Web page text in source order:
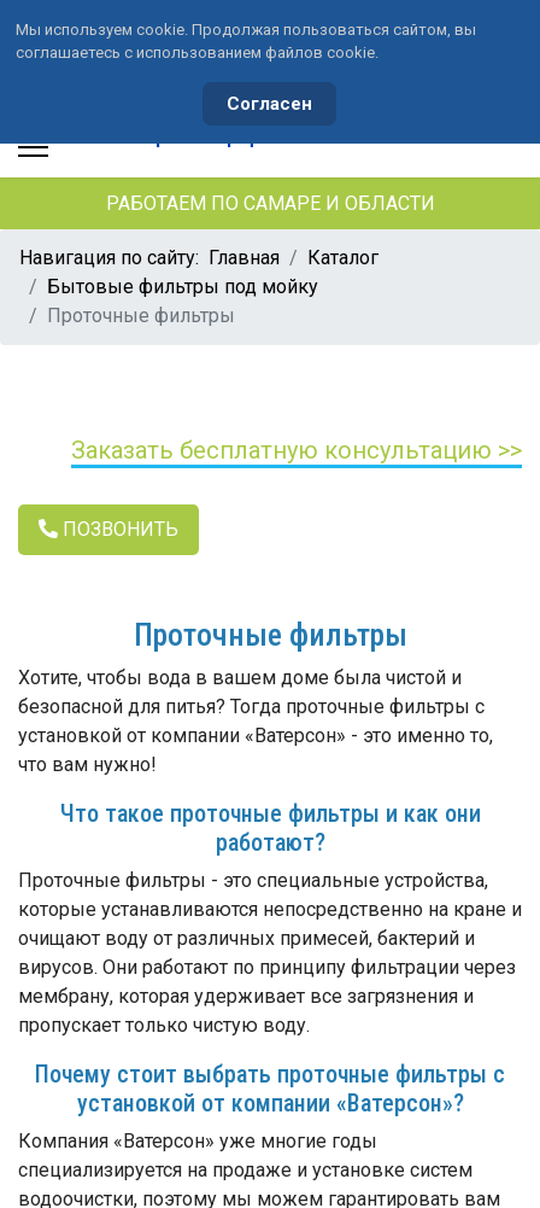
+7 (846) 33-490-33
+7 (991) 459-10-34
waterson-s@ya.ru
РАБОТАЕМ ПО САМАРЕ И ОБЛАСТИ
Навигация по сайту: Главная
Каталог
Бытовые фильтры под мойку
Проточные фильтры
Заказать бесплатную консультацию >>
ПОЗВОНИТЬ
Проточные фильтры
Хотите, чтобы вода в вашем доме была чистой и
безопасной для питья? Тогда проточные фильтры с
установкой от компании «Ватерсон» - это именно то,
что вам нужно!
Что такое проточные фильтры и как они
работают?
Проточные фильтры - это специальные устройства,
которые устанавливаются непосредственно на кране и
очищают воду от различных примесей, бактерий и
вирусов. Они работают по принципу фильтрации через
мембрану, которая удерживает все загрязнения и
пропускает только чистую воду.
Почему стоит выбрать проточные фильтры с
установкой от компании «Ватерсон»?
Компания «Ватерсон» уже многие годы
специализируется на продаже и установке систем
водоочистки, поэтому мы можем гарантировать вам
Мы используем cookie. Продолжая пользоваться сайтом, вы
соглашаетесь с использованием файлов cookie.
Согласен